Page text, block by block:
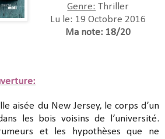
Genre: Thriller
Lu le: 19 Octobre 2016
Ma note: 18/20
aisée du New Jersey, le corps d’un
les bois voisins de l’université.
et les hypothèses que ne